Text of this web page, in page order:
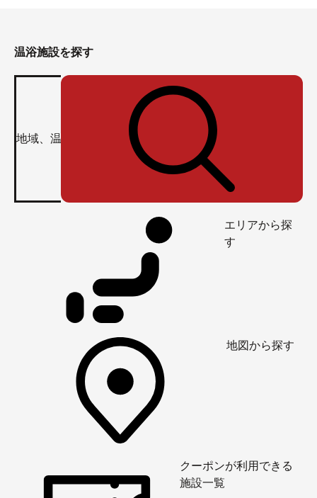
温浴施設を探す
エリアから探
す
地図から探す
クーポンが利用できる
施設一覧